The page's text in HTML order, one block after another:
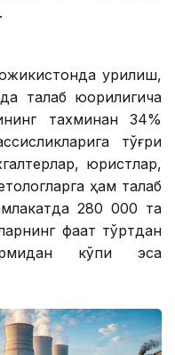
қурилиш,
талаб юқорилигича
тахминан 34%
тўғри
юристлар,
ҳам талаб
280 000 та
фақат тўртдан
кўпи эса